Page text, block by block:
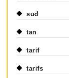
sud
tan
tarif
tarifs